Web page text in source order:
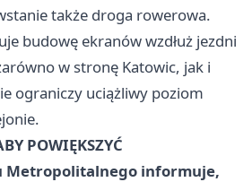
także droga rowerowa.
budowę ekranów wzdłuż jezdni
w stronę Katowic, jak i
ograniczy uciążliwy poziom
POWIĘKSZYĆ
Metropolitalnego informuje,